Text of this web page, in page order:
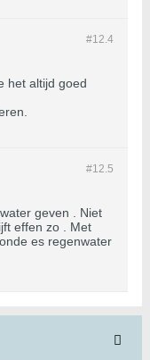
#12.4
het altijd goed
#12.5
geven . Niet
effen zo . Met
es regenwater